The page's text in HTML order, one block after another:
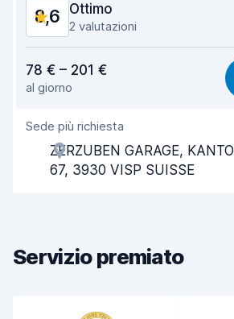
8,6 Ottimo
2 valutazioni
Facile da trovare
Gentilezza degli agenti
Rapidità del ritiro
Condizioni dell'auto
78 € – 201 €
al giorno
Sede più richiesta
ZERZUBEN GARAGE,
67, 3930 VISP SUISSE
Servizio premiato